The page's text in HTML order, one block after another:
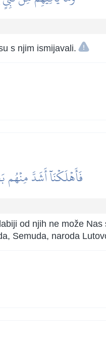
s njim ismijavali.
فَأَهۡلَكۡنَآ أَشَدَّ
od njih ne može
Semuda, naroda